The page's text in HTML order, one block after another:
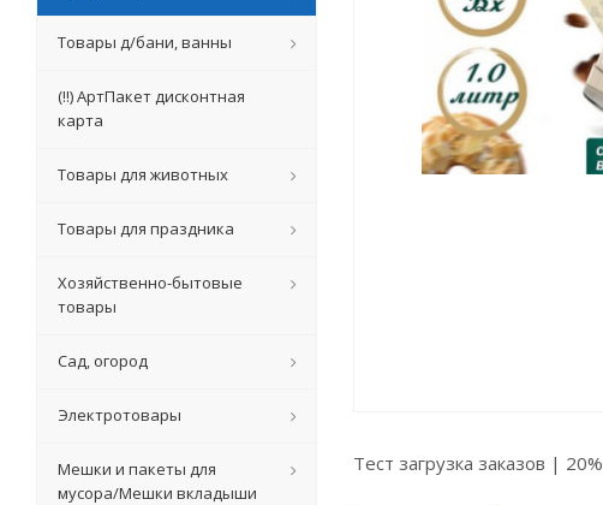
Тест загрузка заказов | 20%
Товары д/бани, ванны
(!!) АртПакет дисконтная
карта
Товары для животных
Товары для праздника
Хозяйственно-бытовые
товары
Сад, огород
Электротовары
Мешки и пакеты для
мусора/Мешки вкладыши